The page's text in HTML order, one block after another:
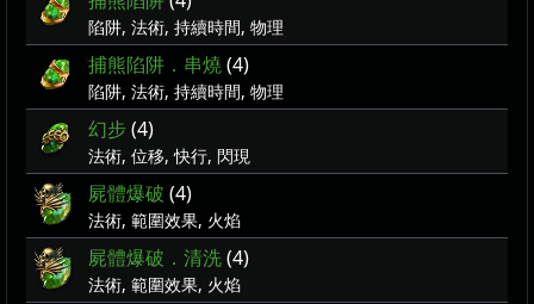
陷阱, 法術, 持續時間, 物理
捕熊陷阱．串燒(4)
陷阱, 法術, 持續時間, 物理
幻步(4)
法術, 位移, 快行, 閃現
屍體爆破 (4)
法術, 範圍效果, 火焰
屍體爆破．清洗(4)
法術, 範圍效果, 火焰